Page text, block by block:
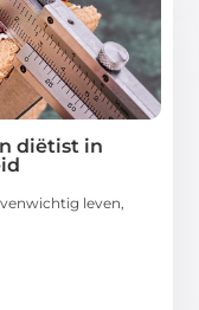
diëtist in
leven,